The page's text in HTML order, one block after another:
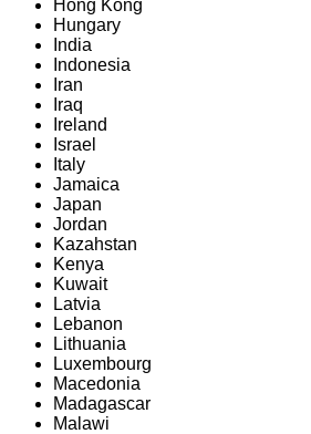
Hong Kong
Hungary
India
Indonesia
Iran
Iraq
Ireland
Israel
Italy
Jamaica
Japan
Jordan
Kazahstan
Kenya
Kuwait
Latvia
Lebanon
Lithuania
Luxembourg
Macedonia
Madagascar
Malawi